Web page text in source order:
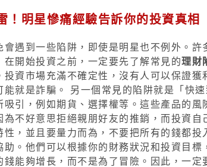
！明星慘痛經驗告訴你的投資真相
會遇到一些陷阱，即使是明星也不例外。
在開始投資之前，一定要先了解常見的理財
投資市場充滿不確定性，沒有人可以保證
能就是詐騙。 另一個常見的陷阱就是「快
吸引，例如期貨、選擇權等。這些產品的風
為不好意思拒絕親朋好友的推銷，而投資
性，並且要量力而為，不要把所有的錢都
助。他們可以根據你的財務狀況和投資目
錢能夠增長，而不是為了冒險。因此，一定